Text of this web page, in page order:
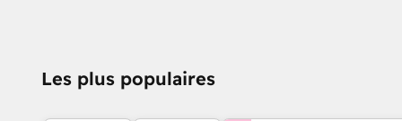
Les plus populaires